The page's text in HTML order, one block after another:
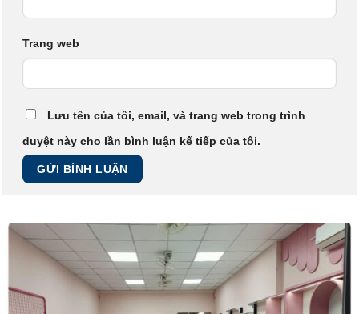
Trang web
Lưu tên của tôi, email, và trang web trong trình
duyệt này cho lần bình luận kế tiếp của tôi.